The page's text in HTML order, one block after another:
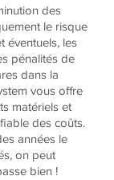
des
le risque
éventuels, les
pénalités de
dans la
vous offre
matériels et
des coûts.
années le
on peut
bien !